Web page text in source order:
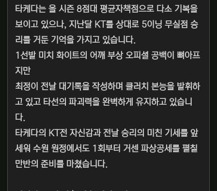
타케다는 올 시즌 8점대 평균자책점으로 다소 기복을
보이고 있으나, 지난달 KT를 상대로 5이닝 무실점 승
리를 거둔 기억을 가지고 있습니다.
1선발 미치 화이트의 어깨 부상 오피셜 공백이 뼈아프
지만
최정이 전날 대기록을 작성하며 클러치 본능을 발휘하
고 있고 타선의 파괴력을 완벽하게 유지하고 있습니
다.
타케다의 KT전 자신감과 전날 승리의 미친 기세를 앞
세워 수원 원정에서도 1회부터 거센 파상공세를 펼칠
만반의 준비를 마쳤습니다.